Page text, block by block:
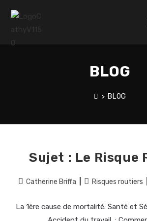
BLOG
> BLOG
Sujet : Le Risque
Catherine Briffa Risques routiers
La 1ère cause de mortalité. Santé et